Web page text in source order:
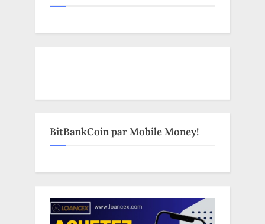
BitBankCoin par Mobile Money!